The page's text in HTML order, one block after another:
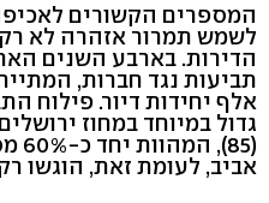
המספרים הקשורים
לשמש תמרור אזהרה לא רק
אלף יחידות דיור. פילוח
אביב, לעומת זאת, הוגשו רק 13 תביעות של